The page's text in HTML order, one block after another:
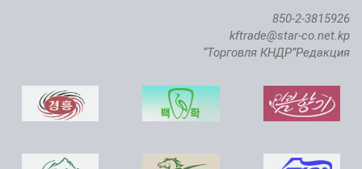
Состоялась церемония ввода в строй Чикхаского рыбопитомника саженой семги
850-2-3815926
kftrade@star-co.net.kp
“Торговля КНДР”Редакция